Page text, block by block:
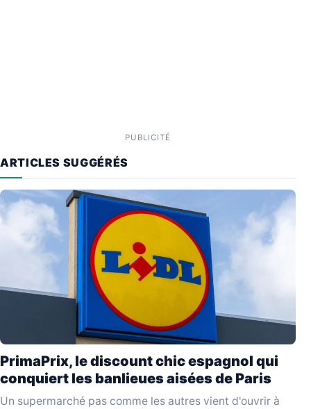
PUBLICITÉ
ARTICLES SUGGÉRÉS
PrimaPrix, le discount chic espagnol qui
conquiert les banlieues aisées de Paris
Un supermarché pas comme les autres vient d'ouvrir à